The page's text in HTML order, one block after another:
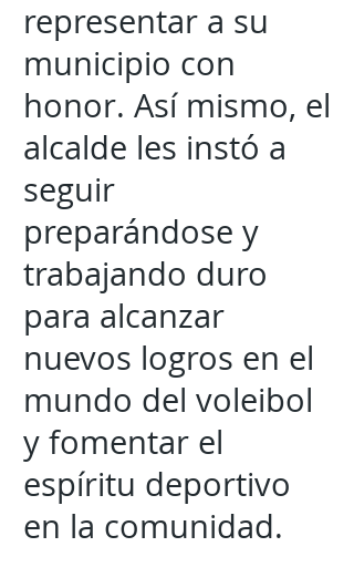
representar a su
municipio con
honor. Así mismo, el
alcalde les instó a
seguir
preparándose y
trabajando duro
para alcanzar
nuevos logros en el
mundo del voleibol
y fomentar el
espíritu deportivo
en la comunidad.